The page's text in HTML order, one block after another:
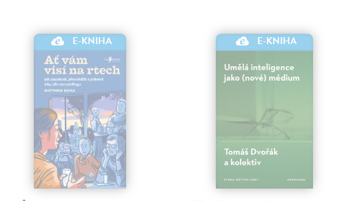
E-KNIHA E-KNIHA